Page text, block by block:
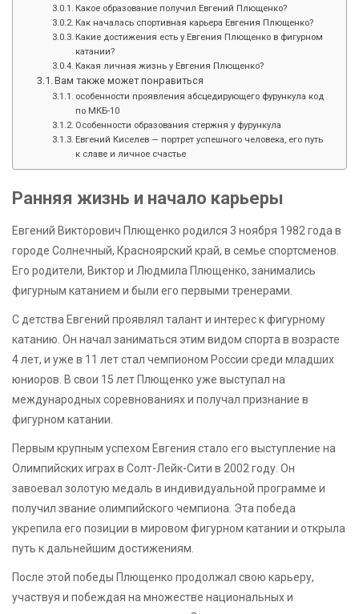
Какое образование получил Евгений Плющенко?
Как началась спортивная карьера Евгения Плющенко?
Какие достижения есть у Евгения Плющенко в фигурном
катании?
Какая личная жизнь у Евгения Плющенко?
Вам также может понравиться
особенности проявления абсцедирующего фурункула код
по МКБ-10
Особенности образования стержня у фурункула
Евгений Киселев — портрет успешного человека, его путь
к славе и личное счастье
Ранняя жизнь и начало карьеры
Евгений Викторович Плющенко родился 3 ноября 1982 года в
городе Солнечный, Красноярский край, в семье спортсменов.
Его родители, Виктор и Людмила Плющенко, занимались
фигурным катанием и были его первыми тренерами.
С детства Евгений проявлял талант и интерес к фигурному
катанию. Он начал заниматься этим видом спорта в возрасте
4 лет, и уже в 11 лет стал чемпионом России среди младших
юниоров. В свои 15 лет Плющенко уже выступал на
международных соревнованиях и получал признание в
фигурном катании.
Первым крупным успехом Евгения стало его выступление на
Олимпийских играх в Солт-Лейк-Сити в 2002 году. Он
завоевал золотую медаль в индивидуальной программе и
получил звание олимпийского чемпиона. Эта победа
укрепила его позиции в мировом фигурном катании и открыла
путь к дальнейшим достижениям.
После этой победы Плющенко продолжал свою карьеру,
участвуя и побеждая на множестве национальных и